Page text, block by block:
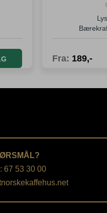
Fra: 189,-
67 53 30 00